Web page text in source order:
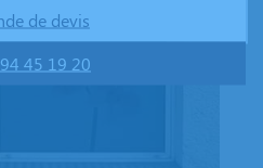
de devis
45 19 20